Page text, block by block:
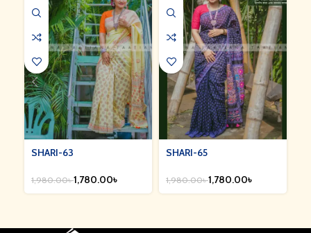
SHARI-63
1,980.00৳1,780.00৳
SHARI-65
1,980.00৳1,780.00৳